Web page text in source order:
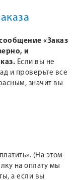
«Заказ
и
Если вы не
и проверьте все
значит вы
(На этом
на оплату мы
а если вы